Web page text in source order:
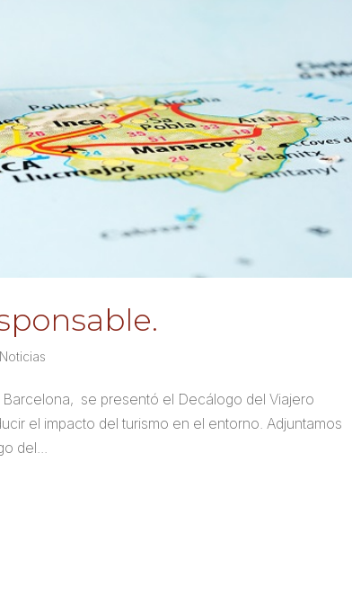
Noticias
se presentó el Decálogo del Viajero
el impacto del turismo en el entorno. Adjuntamos
del...